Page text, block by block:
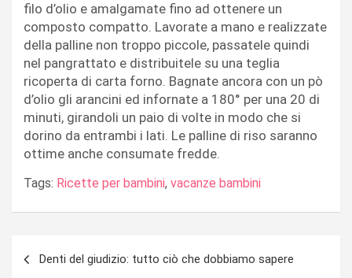
filo d’olio e amalgamate fino ad ottenere un
composto compatto. Lavorate a mano e realizzate
della palline non troppo piccole, passatele quindi
nel pangrattato e distribuitele su una teglia
ricoperta di carta forno. Bagnate ancora con un pò
d’olio gli arancini ed infornate a 180° per una 20 di
minuti, girandoli un paio di volte in modo che si
dorino da entrambi i lati. Le palline di riso saranno
ottime anche consumate fredde.
Tags: Ricette per bambini, vacanze bambini
Denti del giudizio: tutto ciò che dobbiamo sapere